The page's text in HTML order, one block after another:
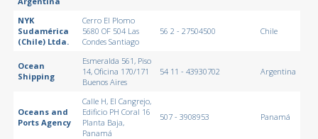
NYK
Sudamérica
(Chile) Ltda.
Cerro El Plomo
5680 OF 504 Las
Condes Santiago
56 2 - 27504500 Chile
Ocean
Shipping
Esmeralda 561, Piso
14, Oficina 170/171
Buenos Aires
54 11 - 43930702 Argentina
Oceans and
Ports Agency
Calle H, El Cangrejo,
Edificio PH Coral 16
Planta Baja,
Panamá
507 - 3908953 Panamá